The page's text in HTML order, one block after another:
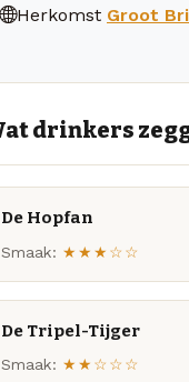
Herkomst Groot
drinkers
De Hopfan
Smaak: ★★★☆☆
De Tripel-Tijger
Smaak: ★★☆☆☆